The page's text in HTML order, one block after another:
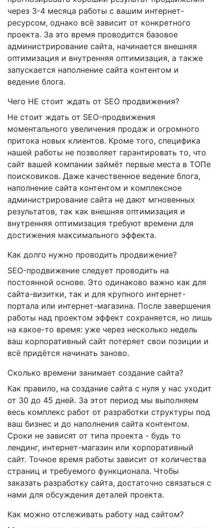
через 3-4 месяца работы с вашим интернет-
ресурсом, однако всё зависит от конкретного
проекта. За это время проводится базовое
администрирование сайта, начинается внешняя
оптимизация и внутренняя оптимизация, а также
запускается наполнение сайта контентом и
ведение блога.
Чего НЕ стоит ждать от SEO продвижения?
Не стоит ждать от SEO-продвижения
моментального увеличения продаж и огромного
притока новых клиентов. Кроме того, специфика
нашей работы не позволяет гарантировать то, что
сайт вашей компании займёт первые места в ТОПе
поисковиков. Даже качественное ведение блога,
наполнение сайта контентом и комплексное
администрирование сайта не дают мгновенных
результатов, так как внешняя оптимизация и
внутренняя оптимизация требуют времени для
достижения максимального эффекта.
Как долго нужно проводить продвижение?
SEO-продвижение следует проводить на
постоянной основе. Это одинаково важно как для
сайта-визитки, так и для крупного интернет-
портала или интернет-магазина. После завершения
работы над проектом эффект сохраняется, но лишь
на какое-то время: уже через несколько недель
ваш корпоративный сайт потеряет свои позиции и
всё придётся начинать заново.
Сколько времени занимает создание сайта?
Как правило, на создание сайта с нуля у нас уходит
от 30 до 45 дней. За этот период мы выполняем
весь комплекс работ от разработки структуры под
ваш бизнес и до наполнения сайта контентом.
Сроки не зависят от типа проекта - будь то
лендинг, интернет-магазин или корпоративный
сайт. Точное время работы зависит от количества
страниц и требуемого функционала. Чтобы
заказать разработку сайта, достаточно связаться с
нами для обсуждения деталей проекта.
Как можно отслеживать работу над сайтом?